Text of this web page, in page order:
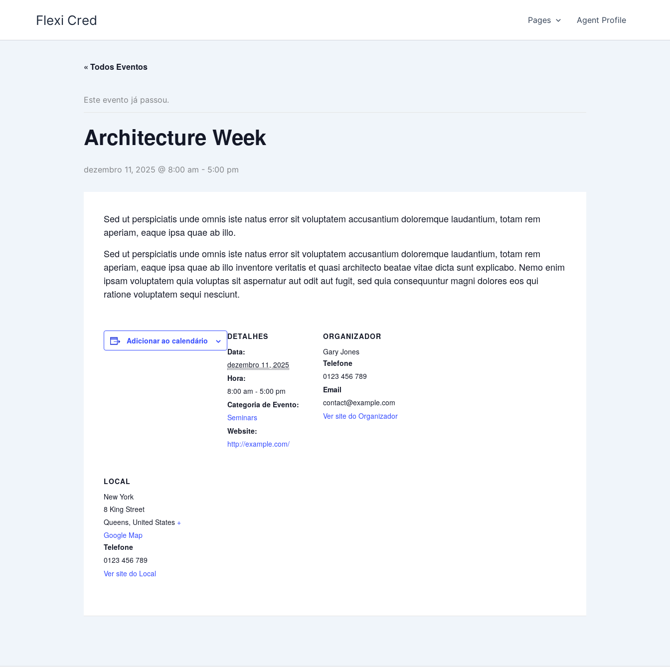
Flexi Cred Pages Agent Profile
« Todos Eventos
Este evento já passou.
Architecture Week
dezembro 11, 2025 @ 8:00 am - 5:00 pm
Sed ut perspiciatis unde omnis iste natus error sit voluptatem accusantium doloremque laudantium, totam rem
aperiam, eaque ipsa quae ab illo.
Sed ut perspiciatis unde omnis iste natus error sit voluptatem accusantium doloremque laudantium, totam rem
aperiam, eaque ipsa quae ab illo inventore veritatis et quasi architecto beatae vitae dicta sunt explicabo. Nemo enim
ipsam voluptatem quia voluptas sit aspernatur aut odit aut fugit, sed quia consequuntur magni dolores eos qui
ratione voluptatem sequi nesciunt.
Adicionar ao calendário
DETALHES
Data:
dezembro 11, 2025
Hora:
8:00 am - 5:00 pm
Categoria de Evento:
Seminars
Website:
http://example.com/
ORGANIZADOR
Gary Jones
Telefone
0123 456 789
Email
contact@example.com
Ver site do Organizador
LOCAL
New York
8 King Street
Queens, United States +
Google Map
Telefone
0123 456 789
Ver site do Local